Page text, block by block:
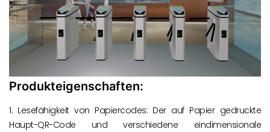
Produkteigenschaften:
1. Lesefähigkeit von Papiercodes: Der auf Papier gedruckte
Haupt-QR-Code und verschiedene eindimensionale